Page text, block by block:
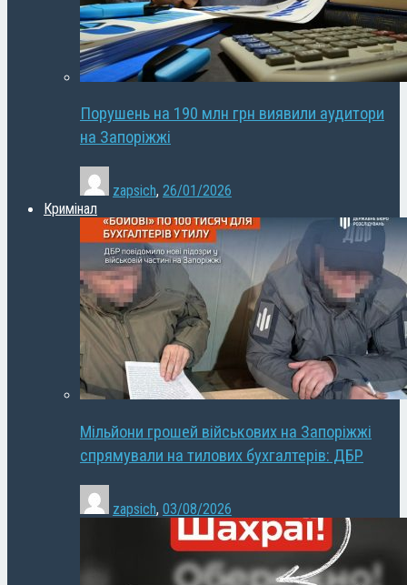
Порушень на 190 млн грн виявили аудитори
на Запоріжжі
zapsich, 26/01/2026
Кримінал
Мільйони грошей військових на Запоріжжі
спрямували на тилових бухгалтерів: ДБР
zapsich, 03/08/2026